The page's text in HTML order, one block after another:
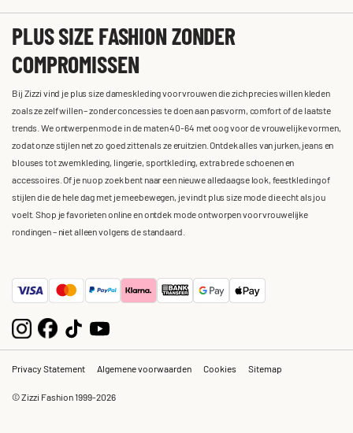
PLUS SIZE FASHION ZONDER
COMPROMISSEN
Bij Zizzi vind je plus size dameskleding voor vrouwen die zich precies willen kleden
zoals ze zelf willen – zonder concessies te doen aan pasvorm, comfort of de laatste
trends. We ontwerpen mode in de maten 40-64 met oog voor de vrouwelijke vormen,
zodat onze stijlen net zo goed zitten als ze eruitzien. Ontdek alles van jurken, jeans en
blouses tot zwemkleding, lingerie, sportkleding, extra brede schoenen en
accessoires. Of je nu op zoek bent naar een nieuwe alledaagse look, feestkleding of
stijlen die de hele dag met je meebewegen, je vindt plus size mode die echt als jou
voelt. Shop je favorieten online en ontdek mode ontworpen voor vrouwelijke
rondingen – niet alleen volgens de standaard.
Privacy Statement Algemene voorwaarden Cookies Sitemap
© Zizzi Fashion 1999-2026